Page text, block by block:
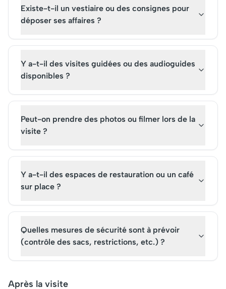
Existe-t-il un vestiaire ou des consignes pour
déposer ses affaires ?
Y a-t-il des visites guidées ou des audioguides
disponibles ?
Peut-on prendre des photos ou filmer lors de la
visite ?
Y a-t-il des espaces de restauration ou un café
sur place ?
Quelles mesures de sécurité sont à prévoir
(contrôle des sacs, restrictions, etc.) ?
Après la visite